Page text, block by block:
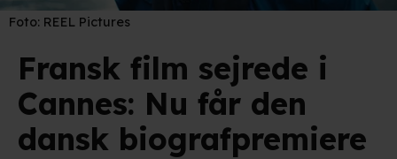
Foto: REEL Pictures
Fransk film sejrede i
Cannes: Nu får den
dansk biografpremiere